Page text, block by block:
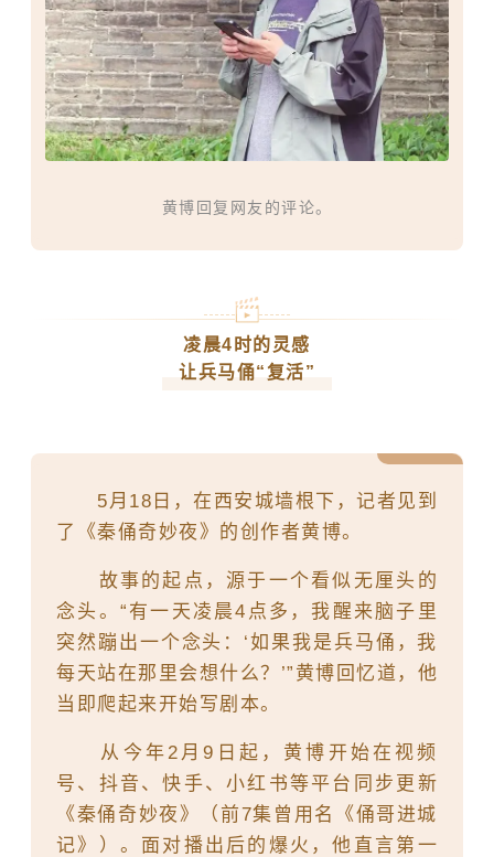
黄博回复网友的评论。
凌晨4时的灵感
让兵马俑“复活”
5月18日，在 西安城墙根下，记者见到
了《秦俑奇妙夜》的创作者黄博。
故事的起点，源于一个看似无厘头的
念头。“有一天凌晨4点多，我醒来脑子里
突然蹦出一个念头：‘如果我是兵马俑，我
每天站在那里会想什么？’”黄博回忆道，他
当即爬起来开始写剧本。
从今年2月9日起，黄博开始在视频
号、抖音、快手、小红书等平台同步更新
《秦俑奇妙夜》（前7集曾用名《俑哥进城
记》）。面对播出后的爆火，他直言第一